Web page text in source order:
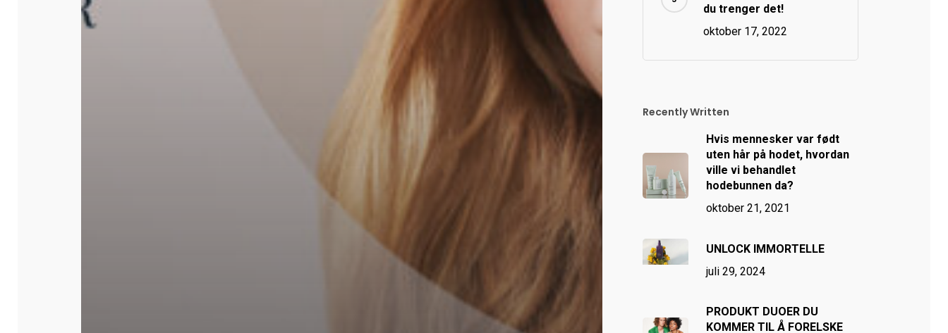
du trenger det!
oktober 17, 2022
Recently Written
Hvis mennesker var født
uten hår på hodet, hvordan
ville vi behandlet
hodebunnen da?
oktober 21, 2021
UNLOCK IMMORTELLE
juli 29, 2024
PRODUKT DUOER DU
KOMMER TIL Å FORELSKE